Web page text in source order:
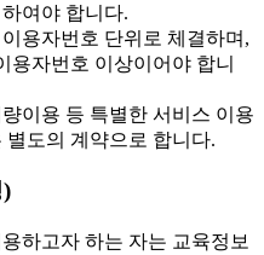
여야 합니다.
용자번호 단위로 체결하며,
용자번호 이상이어야 합니
이용 등 특별한 서비스 이용
별도의 계약으로 합니다.
하고자 하는 자는 교육정보